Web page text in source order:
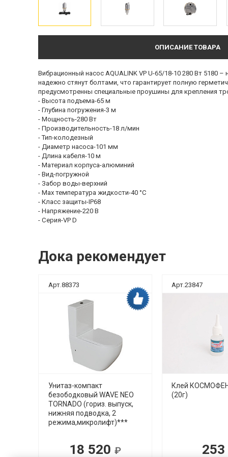
ОПИСАНИЕ ТОВАРА
Вибрационный насос AQUALINK VP U-65/18-10 280 Вт
надежно стянут болтами, что гарантирует полную
предусмотренны специальные проушины для крепления
- Высота подъема-65 м
- Глубина погружения-3 м
- Мощность-280 Вт
- Производительность-18 л/мин
- Тип-колодезный
- Диаметр насоса-101 мм
- Длина кабеля-10 м
- Материал корпуса-алюминий
- Вид-погружной
- Забор воды-верхний
- Мах температура жидкости-40 °С
- Класс защиты-IP68
- Напряжение-220 В
- Серия-VP D
Дока рекомендует
Арт.88373
Унитаз-компакт
безободковый WAVE NEO
TORNADO (гориз. выпуск,
нижняя подводка, 2
режима,микролифт)***
18 520
Арт.23847
Клей
(20г)
Р Р
Дока рекомендует